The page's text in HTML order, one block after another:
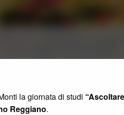
la giornata di studi
Reggiano.